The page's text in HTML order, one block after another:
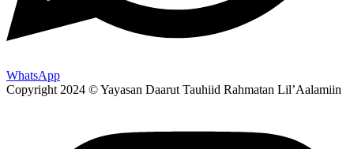
WhatsApp
Copyright 2024 © Yayasan Daarut Tauhiid Rahmatan Lil’Aalamiin